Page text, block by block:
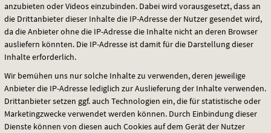
anzubieten oder Videos einzubinden. Dabei wird vorausgesetzt, dass an
die Drittanbieter dieser Inhalte die IP-Adresse der Nutzer gesendet wird,
da die Anbieter ohne die IP-Adresse die Inhalte nicht an deren Browser
ausliefern könnten. Die IP-Adresse ist damit für die Darstellung dieser
Inhalte erforderlich.
Wir bemühen uns nur solche Inhalte zu verwenden, deren jeweilige
Anbieter die IP-Adresse lediglich zur Auslieferung der Inhalte verwenden.
Drittanbieter setzen ggf. auch Technologien ein, die für statistische oder
Marketingzwecke verwendet werden können. Durch Einbindung dieser
Dienste können von diesen auch Cookies auf dem Gerät der Nutzer